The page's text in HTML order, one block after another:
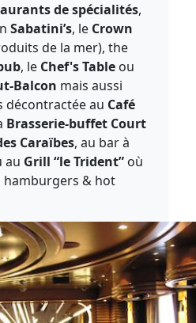
de spécialités,
Sabatini’s, le Crown
de la mer), the
, le Chef's Table ou
Balcon mais aussi
décontractée au Café
Brasserie-buffet Court
Caraïbes, au bar à
au Grill “le Trident” où
hamburgers & hot